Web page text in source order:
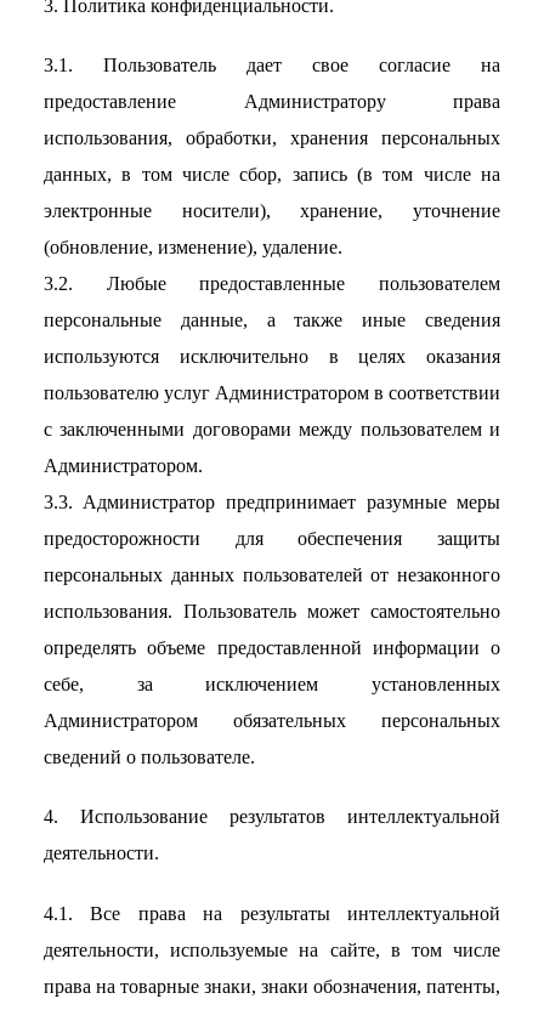
3. Политика конфиденциальности.
3.1. Пользователь дает свое согласие на
предоставление Администратору права
использования, обработки, хранения персональных
данных, в том числе сбор, запись (в том числе на
электронные носители), хранение, уточнение
(обновление, изменение), удаление.
3.2. Любые предоставленные пользователем
персональные данные, а также иные сведения
используются исключительно в целях оказания
пользователю услуг Администратором в соответствии
с заключенными договорами между пользователем и
Администратором.
3.3. Администратор предпринимает разумные меры
предосторожности для обеспечения защиты
персональных данных пользователей от незаконного
использования. Пользователь может самостоятельно
определять объеме предоставленной информации о
себе, за исключением установленных
Администратором обязательных персональных
сведений о пользователе.
4. Использование результатов интеллектуальной
деятельности.
4.1. Все права на результаты интеллектуальной
деятельности, используемые на сайте, в том числе
права на товарные знаки, знаки обозначения, патенты,